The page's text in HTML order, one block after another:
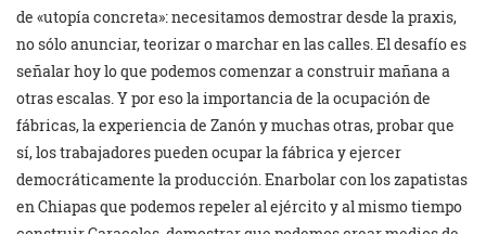
de «utopía concreta»: necesitamos demostrar desde la praxis,
no sólo anunciar, teorizar o marchar en las calles. El desafío es
señalar hoy lo que podemos comenzar a construir mañana a
otras escalas. Y por eso la importancia de la ocupación de
fábricas, la experiencia de Zanón y muchas otras, probar que
sí, los trabajadores pueden ocupar la fábrica y ejercer
democráticamente la producción. Enarbolar con los zapatistas
en Chiapas que podemos repeler al ejército y al mismo tiempo